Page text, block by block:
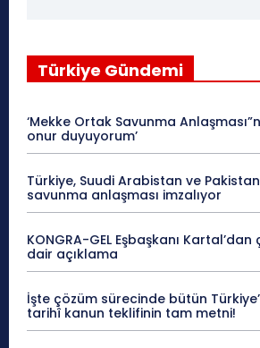
Türkiye Gündemi
‘Mekke Ortak Savunma
onur duyuyorum’
Türkiye, Suudi Arabistan ve
savunma anlaşması imzalıyor
KONGRA-GEL Eşbaşkanı
dair açıklama
İşte çözüm sürecinde bütün
tarihî kanun teklifinin tam metni!